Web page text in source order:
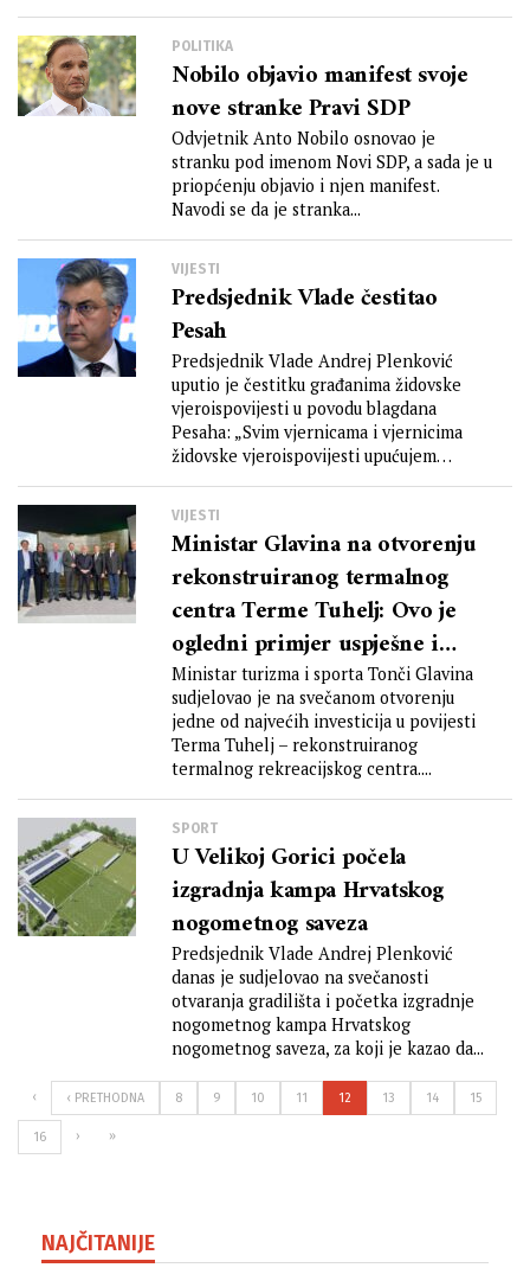
POLITIKA
Nobilo objavio manifest svoje
nove stranke Pravi SDP
Odvjetnik Anto Nobilo osnovao je
stranku pod imenom Novi SDP, a sada je u
priopćenju objavio i njen manifest.
Navodi se da je stranka...
VIJESTI
Predsjednik Vlade čestitao
Pesah
Predsjednik Vlade Andrej Plenković
uputio je čestitku građanima židovske
vjeroispovijesti u povodu blagdana
Pesaha: „Svim vjernicama i vjernicima
židovske vjeroispovijesti upućujem
VIJESTI
Ministar Glavina na otvorenju
rekonstruiranog termalnog
centra Terme Tuhelj: Ovo je
ogledni primjer uspješne i
održive turističke investicije na
kontinentu
Ministar turizma i sporta Tonči Glavina
sudjelovao je na svečanom otvorenju
jedne od najvećih investicija u povijesti
Terma Tuhelj – rekonstruiranog
termalnog rekreacijskog centra....
SPORT
U Velikoj Gorici počela
izgradnja kampa Hrvatskog
nogometnog saveza
Predsjednik Vlade Andrej Plenković
danas je sudjelovao na svečanosti
otvaranja gradilišta i početka izgradnje
nogometnog kampa Hrvatskog
nogometnog saveza, za koji je kazao da...
‹ ‹ PRETHODNA 8 9 10 11 12 13 14 15
16 › »
NAJČITANIJE